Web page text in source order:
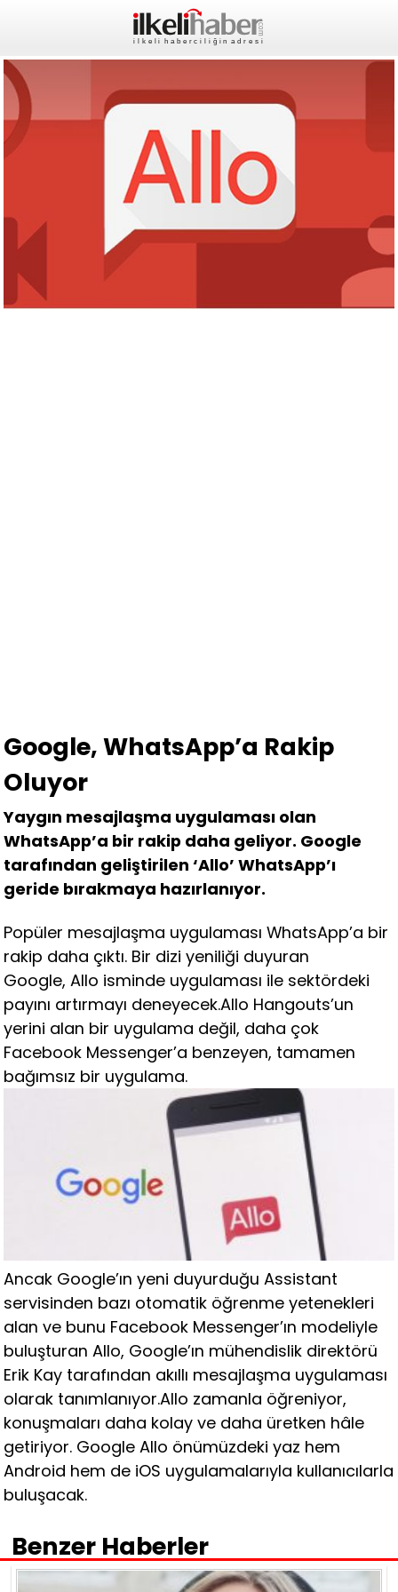
Google, WhatsApp’a Rakip
Oluyor
Yaygın mesajlaşma uygulaması olan
WhatsApp’a bir rakip daha geliyor. Google
tarafından geliştirilen ‘Allo’ WhatsApp’ı
geride bırakmaya hazırlanıyor.
Popüler mesajlaşma uygulaması WhatsApp’a bir
rakip daha çıktı. Bir dizi yeniliği duyuran
Google, Allo isminde uygulaması ile sektördeki
payını artırmayı deneyecek.Allo Hangouts’un
yerini alan bir uygulama değil, daha çok
Facebook Messenger’a benzeyen, tamamen
bağımsız bir uygulama.
Ancak Google’ın yeni duyurduğu Assistant
servisinden bazı otomatik öğrenme yetenekleri
alan ve bunu Facebook Messenger’ın modeliyle
buluşturan Allo, Google’ın mühendislik direktörü
Erik Kay tarafından akıllı mesajlaşma uygulaması
olarak tanımlanıyor.Allo zamanla öğreniyor,
konuşmaları daha kolay ve daha üretken hâle
getiriyor. Google Allo önümüzdeki yaz hem
Android hem de iOS uygulamalarıyla kullanıcılarla
buluşacak.
Benzer Haberler